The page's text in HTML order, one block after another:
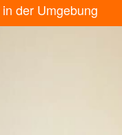
in der Umgebung